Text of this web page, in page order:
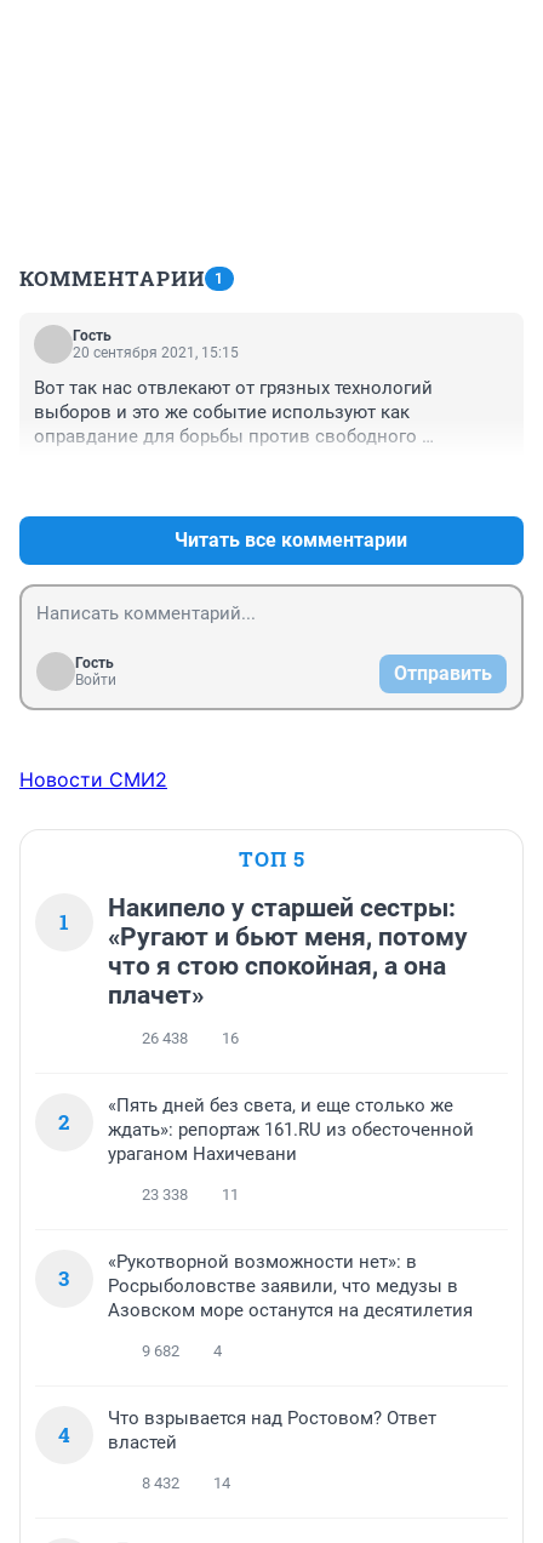
КОММЕНТАРИИ 1
Гость
20 сентября 2021, 15:15
Вот так нас отвлекают от грязных технологий
выборов и это же событие используют как
оправдание для борьбы против свободного
Читать все комментарии
Гость
Войти
Отправить
Новости СМИ2
ТОП 5
1
Накипело у старшей сестры:
«Ругают и бьют меня, потому
что я стою спокойная, а она
плачет»
26 438 16
2
«Пять дней без света, и еще столько же
ждать»: репортаж 161.RU из обесточенной
ураганом Нахичевани
23 338 11
3
«Рукотворной возможности нет»: в
Росрыболовстве заявили, что медузы в
Азовском море останутся на десятилетия
9 682 4
4
Что взрывается над Ростовом? Ответ
властей
8 432 14